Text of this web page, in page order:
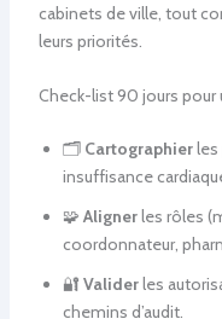
cabinets de ville, tout
leurs priorités.
Check-list 90 jours pour
🗂️ Cartographierles
insuffisance
🧩 Alignerles rôles
coordonnateur,
🔐 Validerles
chemins d’audit.